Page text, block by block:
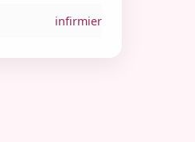
infirmier